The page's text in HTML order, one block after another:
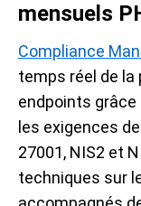
mensuels
Compliance
temps réel de
endpoints
les exigences
27001, NIS2 et
techniques sur